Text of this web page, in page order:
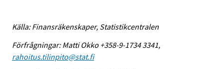
Källa: Finansräkenskaper, Statistikcentralen
Förfrågningar: Matti Okko +358-9-1734 3341,
rahoitus.tilinpito@stat.fi